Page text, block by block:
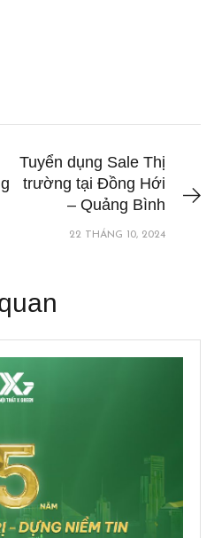
Tuyển dụng Sale Thị
trường tại Đồng Hới
– Quảng Bình
22 THÁNG 10, 2024